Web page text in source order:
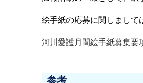
絵手紙の応募に関しまして
河川愛護月間絵手紙募集要
参考